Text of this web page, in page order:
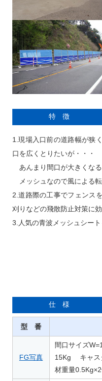
特 徴
1.現場入口前の道路幅が狭
口を広くとりたいが・・・
あんまり間口が大きくなる
メッシュなので風による転
2.道路際の工事でフェンス
刈りなどの飛散防止対策に効
3.人気の青波メッシュシート
仕 様
型 番
FG写真
間口サイズ
15Kg キャス
材重量